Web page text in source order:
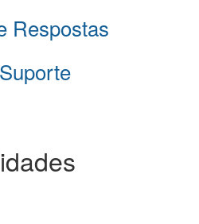
Respostas